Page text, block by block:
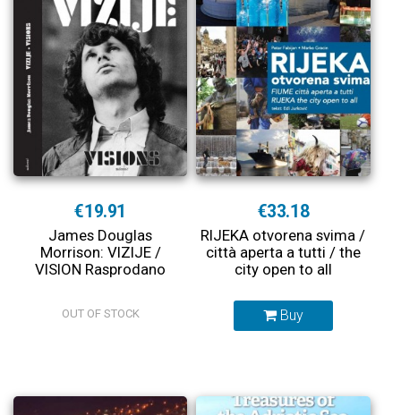
€19.91
James Douglas
Morrison: VIZIJE /
VISION Rasprodano
OUT OF STOCK
€33.18
RIJEKA otvorena svima /
città aperta a tutti / the
city open to all
Buy